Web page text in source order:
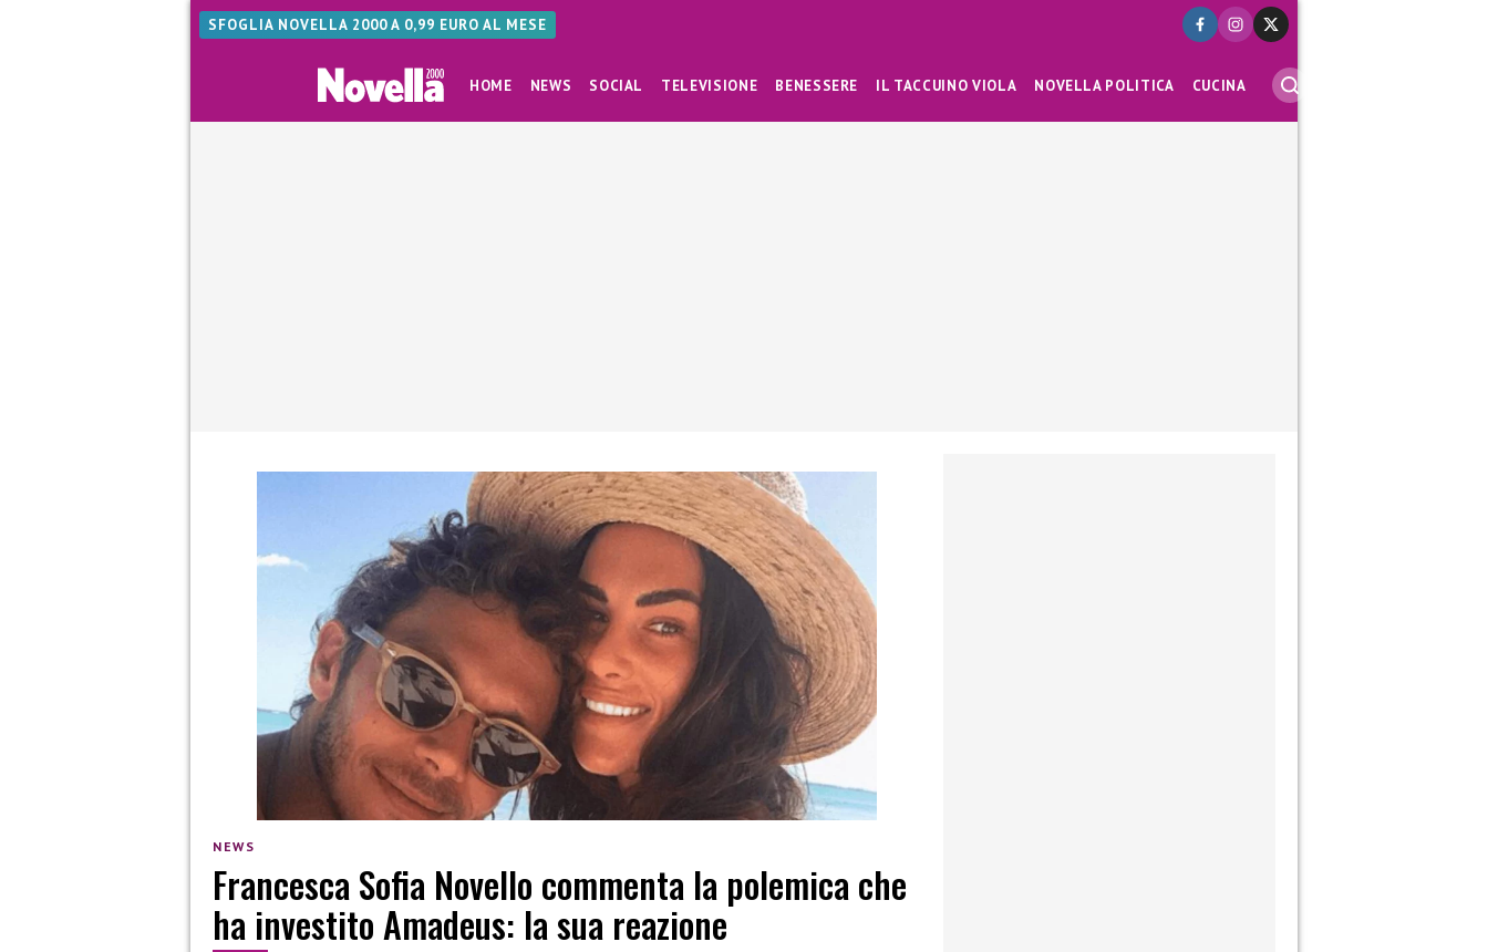
SFOGLIA NOVELLA 2000 A 0,99 EURO AL MESE
HOME NEWS SOCIAL TELEVISIONE BENESSERE IL TACCUINO VIOLA NOVELLA POLITICA CUCINA
NEWS
Francesca Sofia Novello commenta la polemica che
ha investito Amadeus: la sua reazione